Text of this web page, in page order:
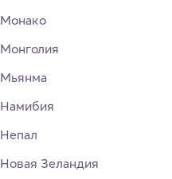
Монако
Монголия
Мьянма
Намибия
Непал
Новая Зеландия